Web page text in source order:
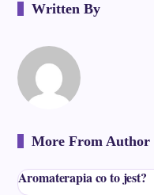
Written By
More From Author
Aromaterapia co to jest?